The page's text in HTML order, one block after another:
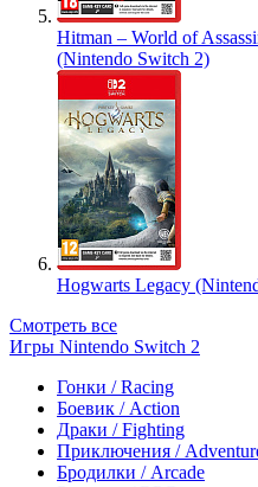
Hitman – World of
(Nintendo Switch 2)
Hogwarts Legacy
Смотреть все
Игры Nintendo Switch 2
Гонки / Racing
Боевик / Action
Драки / Fighting
Приключения /
Бродилки / Arcade